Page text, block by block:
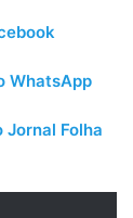
WhatsApp
Jornal Folha